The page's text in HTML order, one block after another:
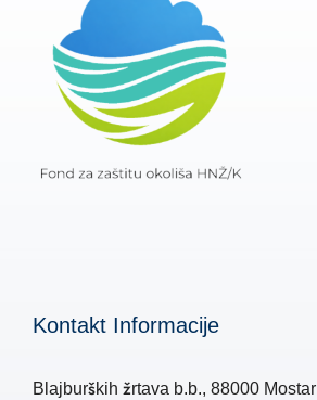
Kontakt Informacije
Blajburških žrtava b.b., 88000 Mostar